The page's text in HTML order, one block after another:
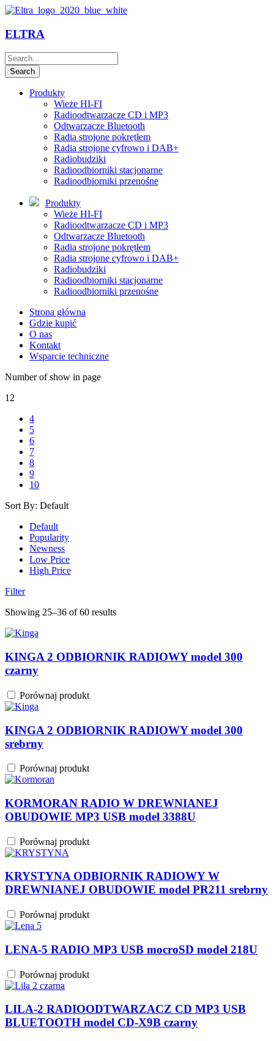
ELTRA
Produkty
Wieże HI-FI
Radioodtwarzacze CD i MP3
Odtwarzacze Bluetooth
Radia strojone pokrętłem
Radia strojone cyfrowo i DAB+
Radiobudziki
Radioodbiorniki stacjonarne
Radioodbiorniki przenośne
Produkty
Wieże HI-FI
Radioodtwarzacze CD i MP3
Odtwarzacze Bluetooth
Radia strojone pokrętłem
Radia strojone cyfrowo i DAB+
Radiobudziki
Radioodbiorniki stacjonarne
Radioodbiorniki przenośne
Strona główna
Gdzie kupić
O nas
Kontakt
Wsparcie techniczne
Number of show in page
12
4
5
6
7
8
9
10
Sort By: Default
Default
Popularity
Newness
Low Price
High Price
Filter
Showing 25–36 of 60 results
KINGA 2 ODBIORNIK RADIOWY model 300
czarny
Porównaj produkt
KINGA 2 ODBIORNIK RADIOWY model 300
srebrny
Porównaj produkt
KORMORAN RADIO W DREWNIANEJ
OBUDOWIE MP3 USB model 3388U
Porównaj produkt
KRYSTYNA ODBIORNIK RADIOWY W
DREWNIANEJ OBUDOWIE model PR211 srebrny
Porównaj produkt
LENA-5 RADIO MP3 USB mocroSD model 218U
Porównaj produkt
LILA-2 RADIOODTWARZACZ CD MP3 USB
BLUETOOTH model CD-X9B czarny